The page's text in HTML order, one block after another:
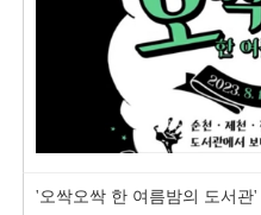
'오싹오싹 한 여름밤의 도서관